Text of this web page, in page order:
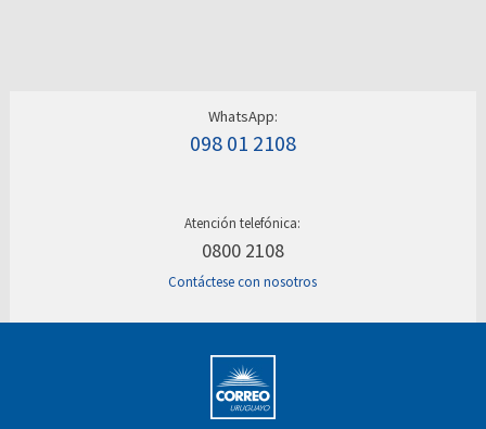
WhatsApp:
098 01 2108
Atención telefónica:
0800 2108
Contáctese con nosotros